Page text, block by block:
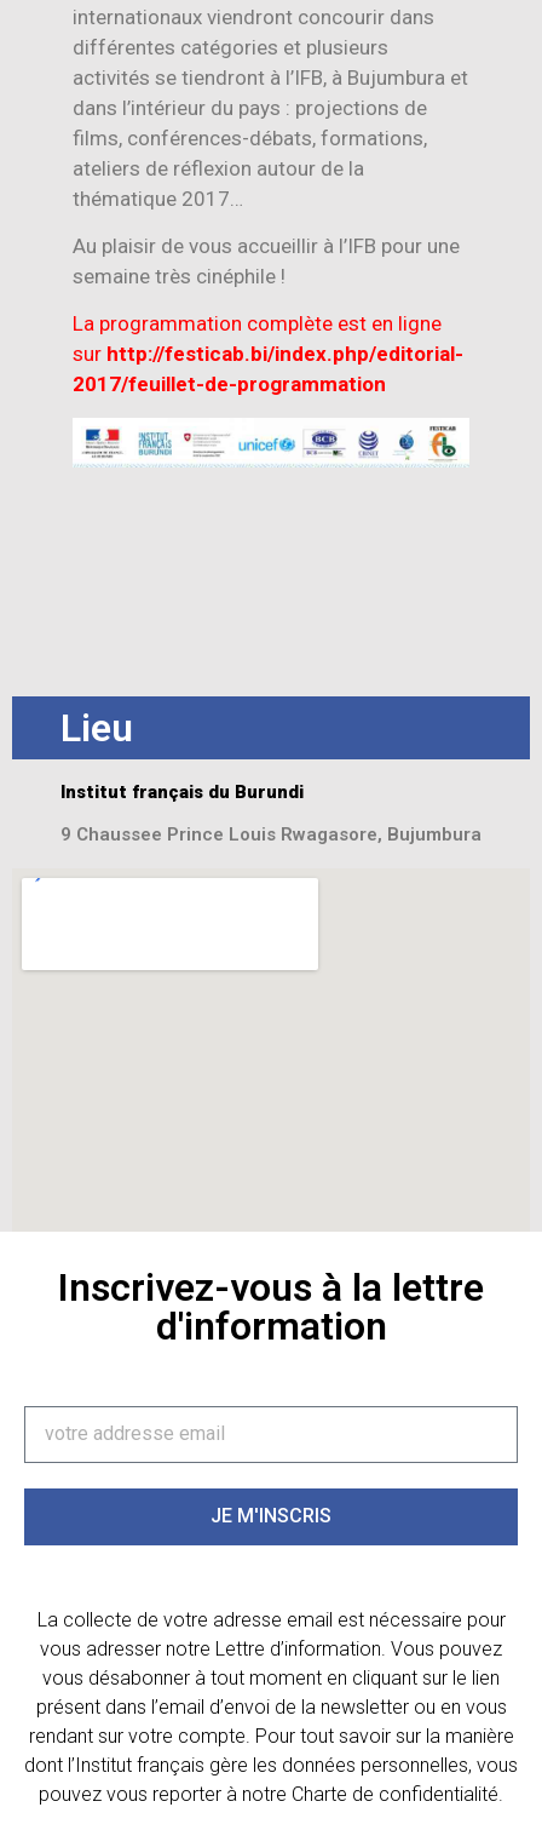
internationaux viendront concourir dans
différentes catégories et plusieurs
activités se tiendront à l’IFB, à Bujumbura et
dans l’intérieur du pays : projections de
films, conférences-débats, formations,
ateliers de réflexion autour de la
thématique 2017…
Au plaisir de vous accueillir à l’IFB pour une
semaine très cinéphile !
La programmation complète est en ligne
sur http://festicab.bi/index.php/editorial-
2017/feuillet-de-programmation
Lieu
Institut français du Burundi
9 Chaussee Prince Louis Rwagasore, Bujumbura
Inscrivez-vous à la lettre
d'information
JE M'INSCRIS
La collecte de votre adresse email est nécessaire pour
vous adresser notre Lettre d’information. Vous pouvez
vous désabonner à tout moment en cliquant sur le lien
présent dans l’email d’envoi de la newsletter ou en vous
rendant sur votre compte. Pour tout savoir sur la manière
dont l’Institut français gère les données personnelles, vous
pouvez vous reporter à notre Charte de confidentialité.